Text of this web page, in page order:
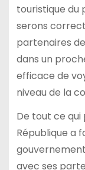
touristique du
serons
partenaires de
dans un
efficace de
niveau de la
De tout ce
République a
avec ses